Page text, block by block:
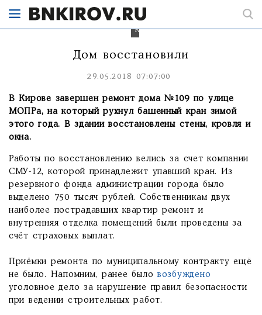
"Строим
Киров".
Дом восстановили
29.05.2018 07:07:00
В Кирове завершен ремонт дома №109 по улице
МОПРа, на который рухнул башенный кран зимой
этого года. В здании восстановлены стены, кровля и
окна.
Работы по восстановлению велись за счет компании
СМУ-12, которой принадлежит упавший кран. Из
резервного фонда администрации города было
выделено 750 тысяч рублей. Собственникам двух
наиболее пострадавших квартир ремонт и
внутренняя отделка помещений были проведены за
счёт страховых выплат.
Приёмки ремонта по муниципальному контракту ещё
не было. Напомним, ранее быловозбуждено
уголовное дело за нарушение правил безопасности
при ведении строительных работ.